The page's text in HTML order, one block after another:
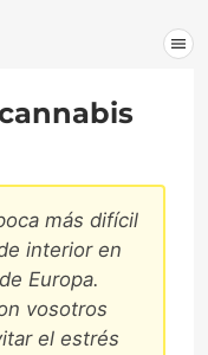
menu
más difícil
interior en
Europa.
vosotros
el estrés